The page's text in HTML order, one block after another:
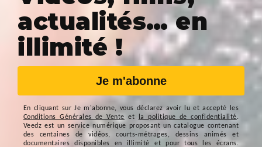
actualités… en
illimité !
Je m'abonne
En cliquant surJe m'abonne, vous déclarez avoir lu et accepté les
Conditions Générales de Vente et la politique de confidentialité.
Veedz est un service numérique proposant un catalogue contenant
des centaines de vidéos, courts-métrages, dessins animés et
documentaires disponibles en illimité et pour tous les écrans.